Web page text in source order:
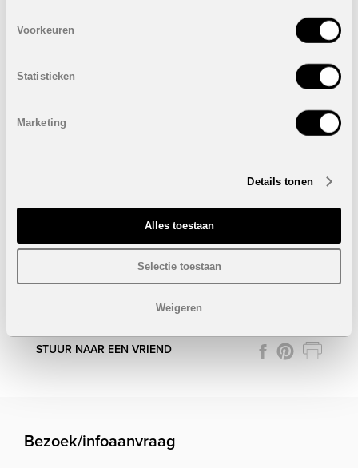
Voorkeuren
Statistieken
Marketing
Details tonen
Alles toestaan
Selectie toestaan
Weigeren
zandstrand van Cala Mesquida dat zich tussen de
dennenbossen en duinen uitstrekt. In deze fantastische
watersporten als duiken en snorkelen beoefenen. Als u
liever golf speelt, kunt u in Capdepera Golf terecht. Deze
Llevant, heeft een uitstekende reputatie, en is voorzien
van uitstekende installaties.
Laatste penthouse beschikbaar: VERKOCHT
Bebouwde oppervlakte: 109 m²
Dakterras: 49,25 m²
Onder voorbehoud van eventuele prijswijzigingen.
STUUR NAAR EEN VRIEND
Bezoek/infoaanvraag